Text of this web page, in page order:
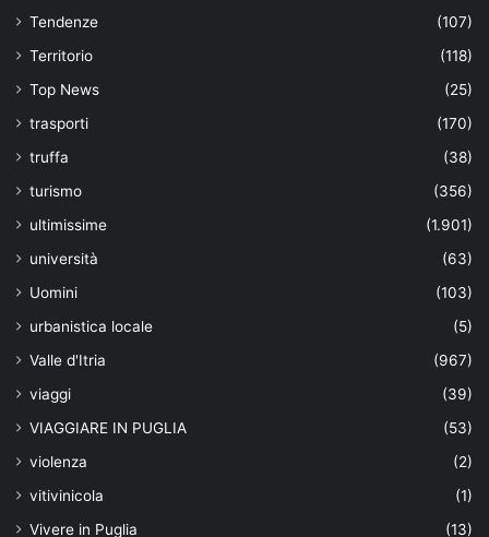
Tendenze
(107)
Territorio
(118)
Top News
(25)
trasporti
(170)
truffa
(38)
turismo
(356)
ultimissime
(1.901)
università
(63)
Uomini
(103)
urbanistica locale
(5)
Valle d'Itria
(967)
viaggi
(39)
VIAGGIARE IN PUGLIA
(53)
violenza
(2)
vitivinicola
(1)
Vivere in Puglia
(13)